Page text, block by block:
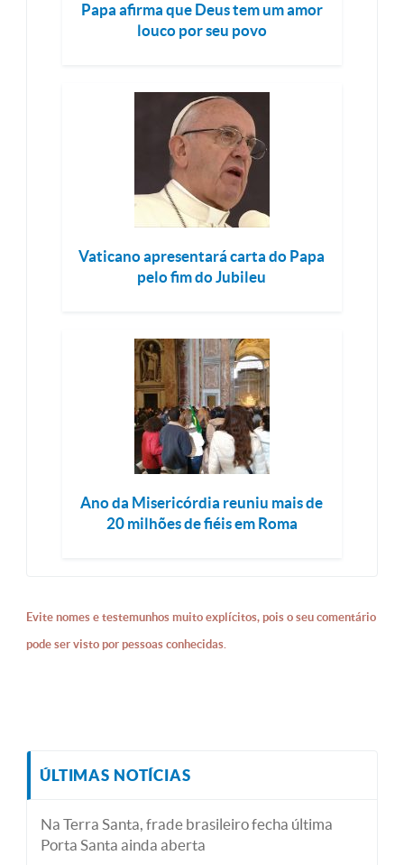
Papa afirma que Deus tem um amor
louco por seu povo
Vaticano apresentará carta do Papa
pelo fim do Jubileu
Ano da Misericórdia reuniu mais de
20 milhões de fiéis em Roma
Evite nomes e testemunhos muito explícitos, pois o seu comentário
pode ser visto por pessoas conhecidas.
ÚLTIMAS NOTÍCIAS
Na Terra Santa, frade brasileiro fecha última
Porta Santa ainda aberta